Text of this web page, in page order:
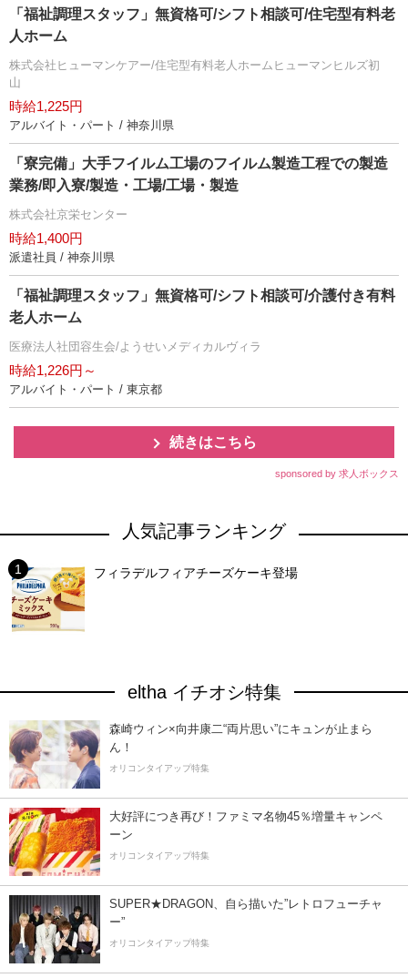
「福祉調理スタッフ」無資格可/シフト相談可/住宅型有料老
人ホーム
株式会社ヒューマンケアー/住宅型有料老人ホームヒューマンヒルズ初
山
時給1,225円
アルバイト・パート / 神奈川県
「寮完備」大手フイルム工場のフイルム製造工程での製造
業務/即入寮/製造・工場/工場・製造
株式会社京栄センター
時給1,400円
派遣社員 / 神奈川県
「福祉調理スタッフ」無資格可/シフト相談可/介護付き有料
老人ホーム
医療法人社団容生会/ようせいメディカルヴィラ
時給1,226円～
アルバイト・パート / 東京都
続きはこちら
sponsored by 求人ボックス
人気記事ランキング
フィラデルフィアチーズケーキ登場
eltha イチオシ特集
森崎ウィン×向井康二“両片思い”にキュンが止まら
ん！
オリコンタイアップ特集
大好評につき再び！ファミマ名物45％増量キャンペ
ーン
オリコンタイアップ特集
SUPER★DRAGON、自ら描いた”レトロフューチャ
ー”
オリコンタイアップ特集